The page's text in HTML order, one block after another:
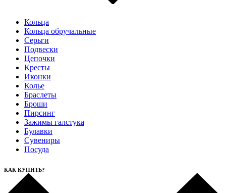
Кольца
Кольца обручальные
Серьги
Подвески
Цепочки
Кресты
Иконки
Колье
Браслеты
Броши
Пирсинг
Зажимы галстука
Булавки
Сувениры
Посуда
КАК КУПИТЬ?